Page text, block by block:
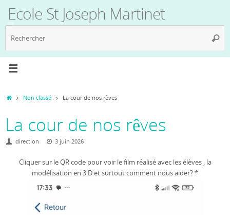
contenu
Ecole St Joseph Martinet
AccueilNon classé La cour de nos rêves
La cour de nos rêves
direction 3 juin 2026
Cliquer sur le QR code pour voir le film réalisé avec les élèves , la
modélisation en 3 D et surtout comment nous aider? *